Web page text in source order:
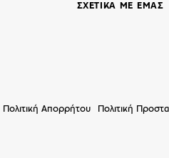
ΣΧΕΤΙΚΑ ΜΕ ΕΜΑΣ
Πολιτική Απορρήτου Πολιτική